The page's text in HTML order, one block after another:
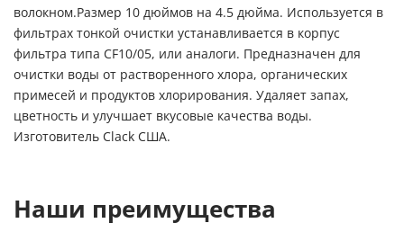
волокном.Размер 10 дюймов на 4.5 дюйма. Используется в
фильтрах тонкой очистки устанавливается в корпус
фильтра типа CF10/05, или аналоги. Предназначен для
очистки воды от растворенного хлора, органических
примесей и продуктов хлорирования. Удаляет запах,
цветность и улучшает вкусовые качества воды.
Изготовитель Clack США.
Наши преимущества